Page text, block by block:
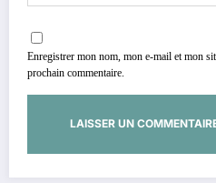
Enregistrer mon nom, mon e-mail et mon
prochain commentaire.